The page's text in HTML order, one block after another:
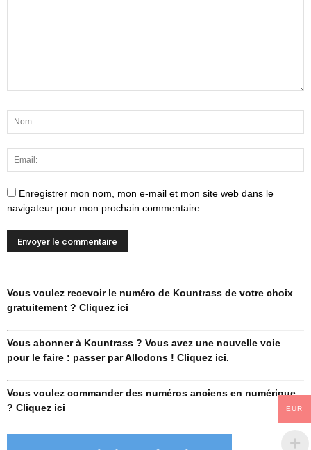
Enregistrer mon nom, mon e-mail et mon site web dans le
navigateur pour mon prochain commentaire.
Vous voulez recevoir le numéro de Kountrass de votre choix
gratuitement ? Cliquez ici
Vous abonner à Kountrass ? Vous avez une nouvelle voie
pour le faire : passer par Allodons ! Cliquez ici.
Vous voulez commander des numéros anciens en numérique
? Cliquez ici
EUR